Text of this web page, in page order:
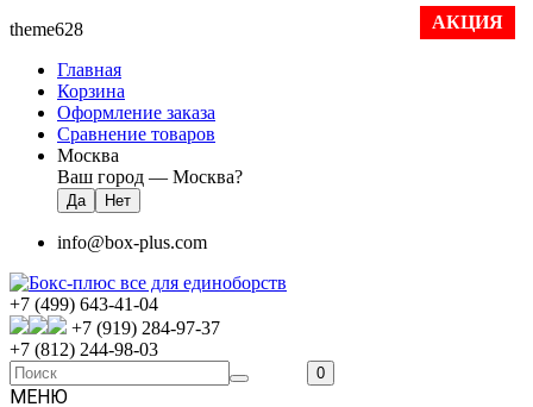
theme628
Главная
Корзина
Оформление заказа
Сравнение товаров
Москва
Ваш город — Москва?
info@box-plus.com
+7 (499) 643-41-04
+7 (919) 284-97-37
+7 (812) 244-98-03
0
МЕНЮ
АКЦИЯ